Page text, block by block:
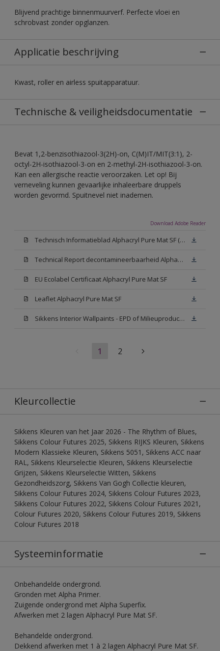
Blijvend prachtige binnenmuurverf. Perfecte vloei en
schrobvast zonder opglanzen.
Applicatie beschrijving
Kwast, roller en airless spuitapparatuur.
Technische & veiligheidsdocumentatie
Bevat 1,2-benzisothiazool-3(2H)-on, C(M)IT/MIT(3:1), 2-
octyl-2H-isothiazool-3-on en 2-methyl-2H-isothiazool-3-on.
Kan een allergische reactie veroorzaken. Let op! Bij
verneveling kunnen gevaarlijke inhaleerbare druppels
worden gevormd. Spuitnevel niet inademen.
Download Adobe Reader
Technisch Informatieblad Alphacryl Pure Mat SF (New Livery) (PDF)
Technical Report decontamineerbaarheid Alphacryl Pure Mat SF
EU Ecolabel Certificaat Alphacryl Pure Mat SF
Leaflet Alphacryl Pure Mat SF
Sikkens Interior Wallpaints - EPD of Milieuproductverklaring
1 2
Kleurcollectie
Sikkens Kleuren van het Jaar 2026 - The Rhythm of Blues,
Sikkens Colour Futures 2025, Sikkens RIJKS Kleuren, Sikkens
Modern Klassieke Kleuren, Sikkens 5051, Sikkens ACC naar
RAL, Sikkens Kleurselectie Kleuren, Sikkens Kleurselectie
Grijzen, Sikkens Kleurselectie Witten, Sikkens
Gezondheidszorg, Sikkens Van Gogh Collectie kleuren,
Sikkens Colour Futures 2024, Sikkens Colour Futures 2023,
Sikkens Colour Futures 2022, Sikkens Colour Futures 2021,
Colour Futures 2020, Sikkens Colour Futures 2019, Sikkens
Colour Futures 2018
Systeeminformatie
Onbehandelde ondergrond.
Gronden met Alpha Primer.
Zuigende ondergrond met Alpha Superfix.
Afwerken met 2 lagen Alphacryl Pure Mat SF.
Behandelde ondergrond.
Dekkend afwerken met 1 à 2 lagen Alphacryl Pure Mat SF.